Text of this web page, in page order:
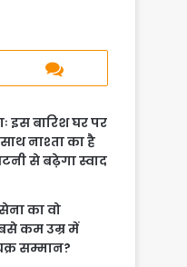
इस बारिश घर पर
नाश्ता का है
से बढ़ेगा स्वाद
का वो
कम उम्र में
सम्मान?